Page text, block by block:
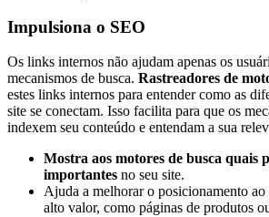
Impulsiona o SEO
Os links internos não ajudam apenas os
mecanismos de busca. Rastreadores de
estes links internos para entender como as
site se conectam. Isso facilita para que os
indexem seu conteúdo e entendam a sua
Mostra aos motores de busca quais
importantes no seu site.
Ajuda a melhorar o posicionamento
alto valor, como páginas de produtos